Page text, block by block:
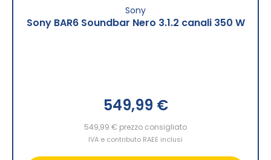
Sony
Sony BAR6 Soundbar Nero 3.1.2 canali 350 W
549,99 €
549,99 € prezzo consigliato
IVA e contributo RAEE inclusi